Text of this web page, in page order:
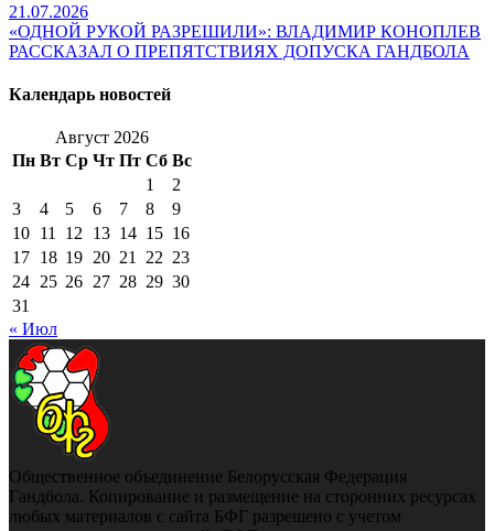
21.07.2026
«ОДНОЙ РУКОЙ РАЗРЕШИЛИ»: ВЛАДИМИР КОНОПЛЕВ
РАССКАЗАЛ О ПРЕПЯТСТВИЯХ ДОПУСКА ГАНДБОЛА
Календарь новостей
Август 2026
Пн Вт Ср Чт Пт Сб Вс
1
2
3
4 5 6 7 8
9
10 11 12 13 14 15 16
17 18 19 20 21 22 23
24 25 26 27 28 29 30
31
« Июл
Общественное объединение Белорусская Федерация
Гандбола. Копирование и размещение на сторонних ресурсах
любых материалов с сайта БФГ разрешено с учетом